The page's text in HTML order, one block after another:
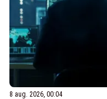
8 aug. 2026, 00:04